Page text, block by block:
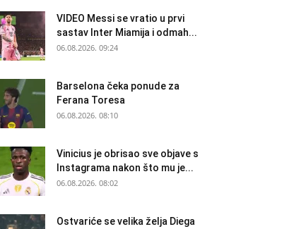
VIDEO Messi se vratio u prvi
sastav Inter Miamija i odmah...
06.08.2026. 09:24
Barselona čeka ponude za
Ferana Toresa
06.08.2026. 08:10
Vinicius je obrisao sve objave s
Instagrama nakon što mu je...
06.08.2026. 08:02
Ostvariće se velika želja Diega